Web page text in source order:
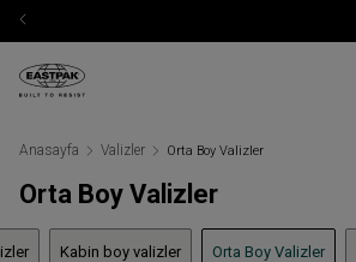
Anasayfa Valizler Orta Boy Valizler
Orta Boy Valizler
Kabin boy valizler Orta Boy Valizler